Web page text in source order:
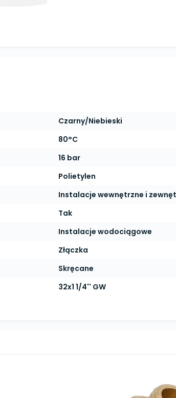
Czarny/Niebieski
80°C
16 bar
Polietylen
Instalacje wewnętrzne i
Tak
Instalacje wodociągowe
Złączka
Skręcane
32x1 1/4'' GW